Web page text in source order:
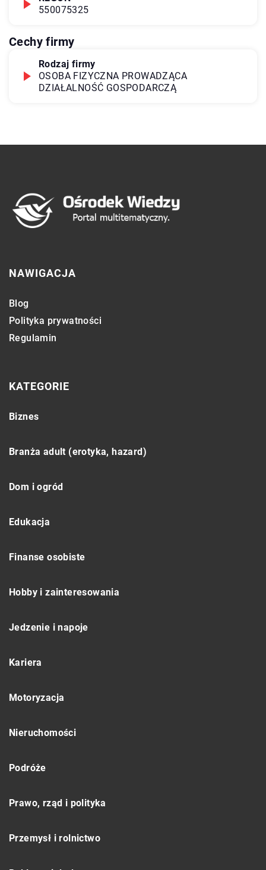
550075325
Cechy firmy
Rodzaj firmy
OSOBA FIZYCZNA PROWADZĄCA
DZIAŁALNOŚĆ GOSPODARCZĄ
NAWIGACJA
Blog
Polityka prywatności
Regulamin
KATEGORIE
Biznes
Branża adult (erotyka, hazard)
Dom i ogród
Edukacja
Finanse osobiste
Hobby i zainteresowania
Jedzenie i napoje
Kariera
Motoryzacja
Nieruchomości
Podróże
Prawo, rząd i polityka
Przemysł i rolnictwo